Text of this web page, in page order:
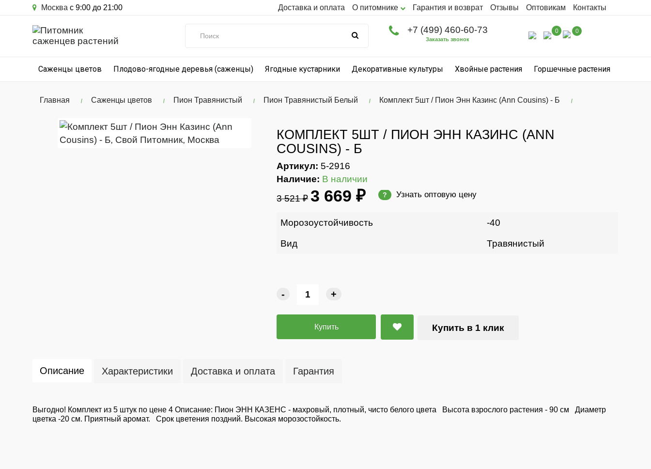
Москва с 9:00 до 21:00 Доставка и оплата О питомнике Гарантия и возврат Отзывы Оптовикам Контакты
+7 (499) 460-60-73
Заказать звонок
0 0
Саженцы цветов Плодово-ягодные деревья (саженцы) Ягодные кустарники Декоративные культуры Хвойные растения Горшечные растения
Главная Саженцы цветов Пион Травянистый Пион Травянистый Белый Комплект 5шт / Пион Энн Казинс (Ann Cousins) - Б
КОМПЛЕКТ 5ШТ / ПИОН ЭНН КАЗИНС (ANN
COUSINS) - Б
Артикул: 5-2916
Наличие: В наличии
3 521 ₽ 3 669 ₽ ? Узнать оптовую цену
Морозоустойчивость -40
Вид Травянистый
- +
Купить Купить в 1 клик
Описание Характеристики Доставка и оплата Гарантия
Выгодно! Комплект из 5 штук по цене 4 Описание: Пион ЭНН КАЗЕНС - махровый, плотный, чисто белого цвета Высота взрослого растения - 90 см Диаметр
цветка -20 см. Приятный аромат. Срок цветения поздний. Высокая морозостойкость.